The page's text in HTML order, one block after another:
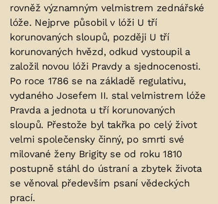
rovněž významným velmistrem zednářské
lóže. Nejprve působil v lóži U tří
korunovaných sloupů, později U tří
korunovaných hvězd, odkud vystoupil a
založil novou lóži Pravdy a sjednocenosti.
Po roce 1786 se na základě regulativu,
vydaného Josefem II. stal velmistrem lóže
Pravda a jednota u tří korunovaných
sloupů. Přestože byl takřka po celý život
velmi společensky činný, po smrti své
milované ženy Brigity se od roku 1810
postupně stáhl do ústraní a zbytek života
se věnoval především psaní vědeckých
prací.